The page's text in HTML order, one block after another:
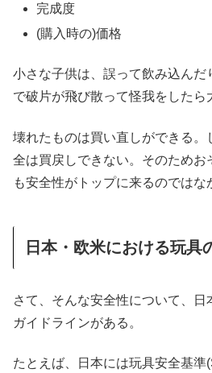
完成度
(購入時の)価格
小さな子供は、誤って飲み込んだ
で破片が飛び散って怪我をしたら
壊れたものは買い直しができる。
全は買戻しできない。そのためお
も安全性がトップに来るのではな
日本・欧米における玩具
さて、そんな安全性について、
ガイドラインがある。
たとえば、日本には玩具安全基準